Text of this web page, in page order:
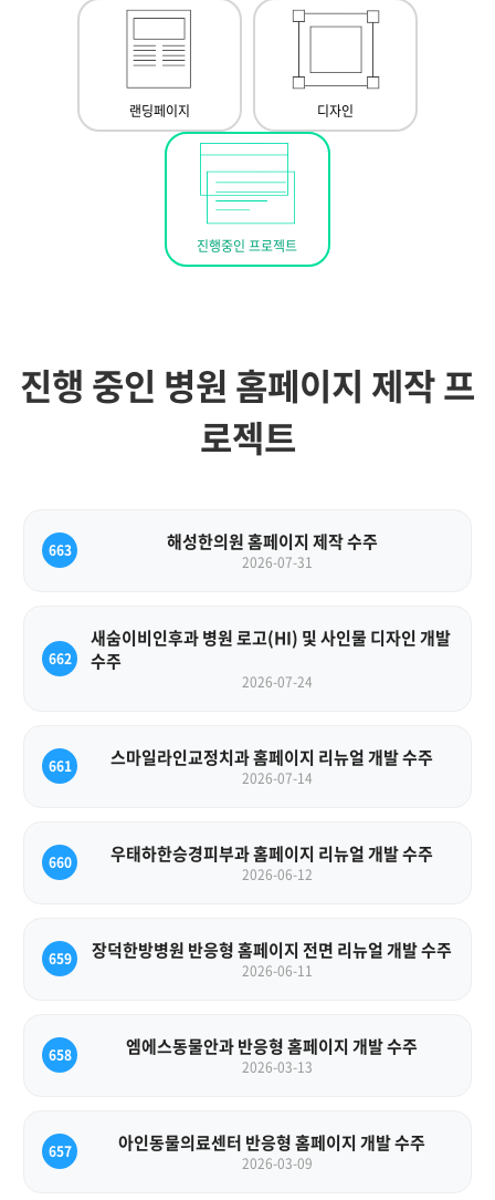
랜딩페이지 디자인
진행중인 프로젝트
진행 중인 병원 홈페이지 제작 프
로젝트
663 해성한의원 홈페이지 제작 수주
2026-07-31
662
새숨이비인후과 병원 로고(HI) 및 사인물 디자인 개발
수주
2026-07-24
661 스마일라인교정치과 홈페이지 리뉴얼 개발 수주
2026-07-14
660 우태하한승경피부과 홈페이지 리뉴얼 개발 수주
2026-06-12
659 장덕한방병원 반응형 홈페이지 전면 리뉴얼 개발 수주
2026-06-11
658 엠에스동물안과 반응형 홈페이지 개발 수주
2026-03-13
657 아인동물의료센터 반응형 홈페이지 개발 수주
2026-03-09